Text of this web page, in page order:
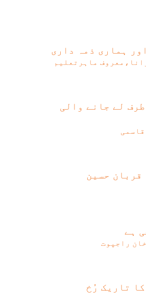
ہماری ذمہ داری
ماہرتعلیم
لے جانے والی
قاسمی
قربان حسین
ہے
راجپوت
تاریک رُخ